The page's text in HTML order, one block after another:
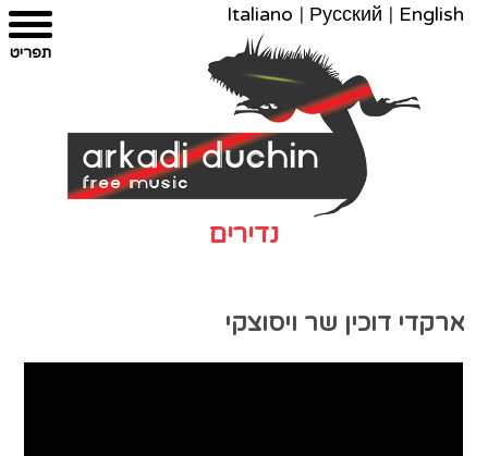
מפת
הצהרת
עבור
צרו
English
|
Русский
|
Italiano
נדירים
ארקדי דוכין שר ויסוצקי
תפריט